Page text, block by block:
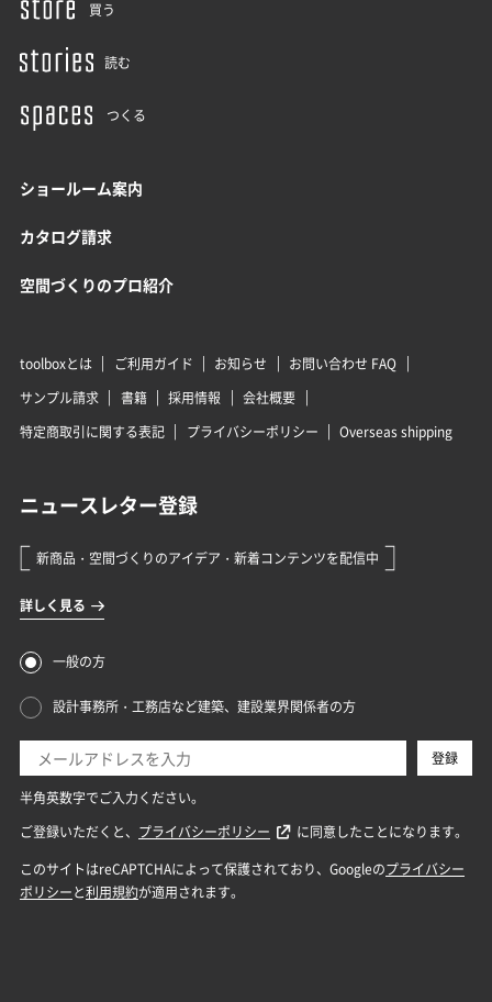
買う
読む
つくる
ショールーム案内
カタログ請求
空間づくりのプロ紹介
toolboxとは ご利用ガイド お知らせ
お問い合わせ FAQ
サンプル請求
書籍 採用情報
会社概要
特定商取引に関する表記
プライバシーポリシー Overseas shipping